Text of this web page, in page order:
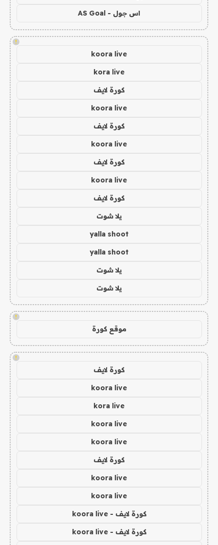
اس جول - AS Goal
!
koora live
kora live
كورة لايف
koora live
كورة لايف
koora live
كورة لايف
koora live
كورة لايف
يلا شوت
yalla shoot
yalla shoot
يلا شوت
يلا شوت
!
موقع كورة
!
كورة لايف
koora live
kora live
koora live
koora live
كورة لايف
koora live
koora live
كورة لايف - koora live
كورة لايف - koora live